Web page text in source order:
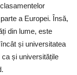
a Europei. Însă,
din lume, este
și universitatea
ca și universitățile